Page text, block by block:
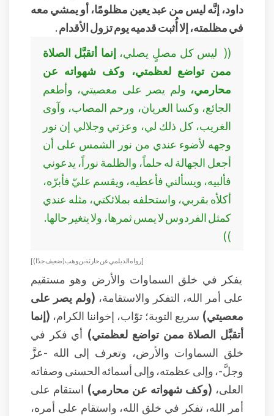
داود، إنَّه ليس من عبد يعين مظلومًا، أو يمشي معه
في مظلمته، إلا أُثبت قدميه يوم تزول الأقدام.
(( ليس كل مصلٍ يصلي، إنما أتقبَّل الصلاة
ممن تواضع لعظمتي، وكف شهواته عن
محارمي، ولم يصر على معصيتي، وأطعم
الجائع، وكسا العريان، ورحم المصاب، وآوى
الغريب، كل ذلك لي، وعزتي وجلالي إن نور
وجهه لأضوء عندي من نور الشمس على أن
أجعل الجهالة له حلماً، والظلمة نوراً، يدعوني
فألبيه، ويسألني فأعطيه، ويقسم عليّ فأبرّه،
أكلأه بقربي، واستحلفه بملائكتي، مثله عندي
كمثل الفردوس لا يمس ثمرها، ولا يتغير حالها.
))
[ رواه الديلمي عن حارثة بن وهب (ضعيف جدًا) ]
يفكر في خلق السماوات والأرض وهو مستقيم
على أمر الله، التفكر والاستقامة، (ولم يصر على
معصيتي) سريع التوبة؛ توّاب، إخواننا الكرام، (إنما
أتقبَّل الصلاة ممن تواضع لعظمتي) أي فكر في
خلق السماوات والأرض، وتعرف إلى الله -عزَّ
وجلَّ-، وإلى عظمته، وإلى أسمائه الحسنى وصفاته
العلى، (وكف شهواته عن محارمي) استقام على
أمر الله، تفكر في خلق الله، واستقام على أمره،